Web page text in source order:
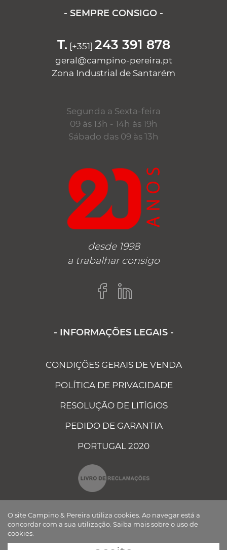
- SEMPRE CONSIGO -
T. [+351] 243 391 878
geral@campino-pereira.pt
Zona Industrial de Santarém
Segunda a Sexta-feira
09 às 13h - 14h às 19h
Sábado das 09 às 13h
desde 1998
a trabalhar consigo
- INFORMAÇÕES LEGAIS -
CONDIÇÕES GERAIS DE VENDA
POLÍTICA DE PRIVACIDADE
RESOLUÇÃO DE LITÍGIOS
PEDIDO DE GARANTIA
PORTUGAL 2020
CAMPINO E PEREIRA - COMPONENTES ELÉCTRICOS AUTO, LDA ©
TODOS OS DIREITOS RESERVADOS Desenvolvido porBOMSITE
O site Campino & Pereira utiliza cookies. Ao navegar está a
concordar com a sua utilização. Saiba mais sobre o uso de
cookies.